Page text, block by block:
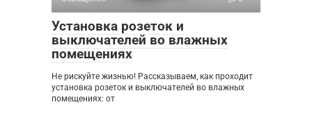
Установка розеток и
выключателей во влажных
помещениях
Не рискуйте жизнью! Рассказываем, как проходит
установка розеток и выключателей во влажных
помещениях: от